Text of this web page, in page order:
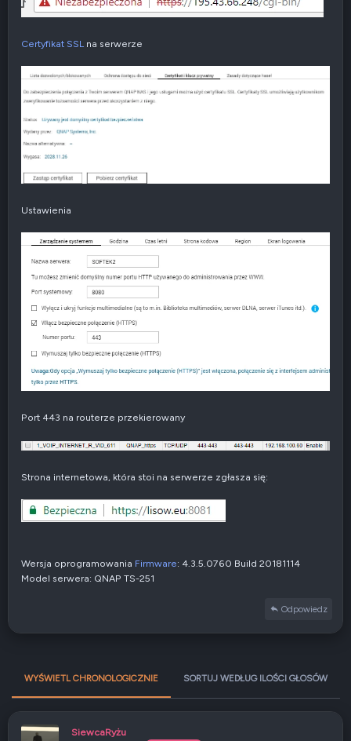
Certyfikat SSL na serwerze
Ustawienia
Port 443 na routerze przekierowany
Strona internetowa, która stoi na serwerze zgłasza się:
Wersja oprogramowania Firmware: 4.3.5.0760 Build 20181114
Model serwera: QNAP TS-251
Odpowiedz
WYŚWIETL CHRONOLOGICZNIE SORTUJ WEDŁUG ILOŚCI GŁOSÓW
SiewcaRyżu